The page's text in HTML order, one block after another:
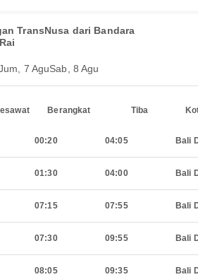
TransNusa dari Bandara
7 AguSab, 8 Agu
Berangkat Tiba
00:20 04:05 Bali
01:30 04:00 Bali
07:15 07:55 Bali
07:30 09:55 Bali
08:05 09:35 Bali